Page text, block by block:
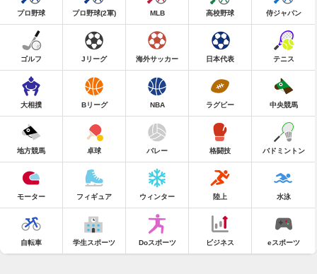
プロ野球 プロ野球(2軍) MLB 高校野球 侍ジャパン
ゴルフ Jリーグ 海外サッカー 日本代表 テニス
大相撲 Bリーグ NBA ラグビー 中央競馬
地方競馬 卓球 バレー 格闘技 バドミントン
モーター フィギュア ウィンター 陸上 水泳
自転車 学生スポーツ Doスポーツ ビジネス eスポーツ